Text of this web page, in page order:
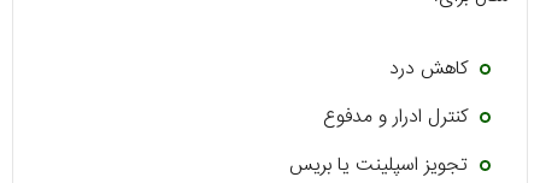
کاهش درد
کنترل ادرار و مدفوع
تجویز اسپلینت یا بریس